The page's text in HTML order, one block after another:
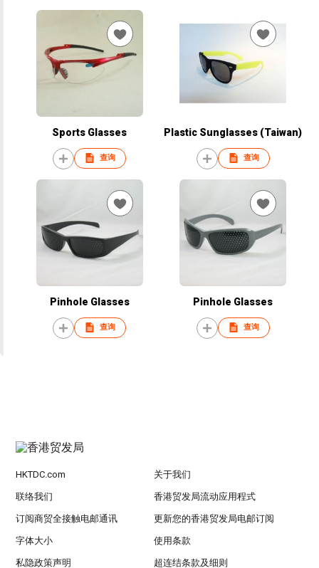
Sports Glasses
查询
Plastic Sunglasses (Taiwan)
查询
Pinhole Glasses
查询
Pinhole Glasses
查询
HKTDC.com 关于我们
联络我们 香港贸发局流动应用程式
订阅商贸全接触电邮通讯 更新您的香港贸发局电邮订阅
字体大小 使用条款
私隐政策声明 超连结条款及细则